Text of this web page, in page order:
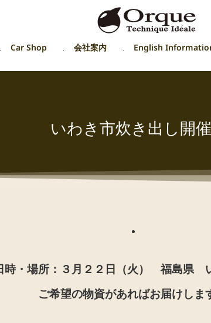
Car Shop 会社案内 English
いわき市炊き出し開
時・場所：３月２２日（火） 福島
ご希望の物資があればお届けしま